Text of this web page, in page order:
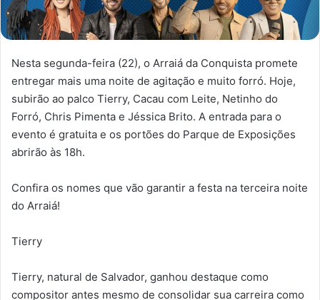
Nesta segunda-feira (22), o Arraiá da Conquista promete
entregar mais uma noite de agitação e muito forró. Hoje,
subirão ao palco Tierry, Cacau com Leite, Netinho do
Forró, Chris Pimenta e Jéssica Brito. A entrada para o
evento é gratuita e os portões do Parque de Exposições
abrirão às 18h.
Confira os nomes que vão garantir a festa na terceira noite
do Arraiá!
Tierry
Tierry, natural de Salvador, ganhou destaque como
compositor antes mesmo de consolidar sua carreira como